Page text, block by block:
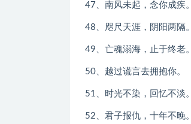
47、南风未起，念你成疾。
48、咫尺天涯，阴阳两隔。
49、亡魂溺海，止于终老。
50、越过谎言去拥抱你。
51、时光不染，回忆不淡。
52、君子报仇，十年不晚。